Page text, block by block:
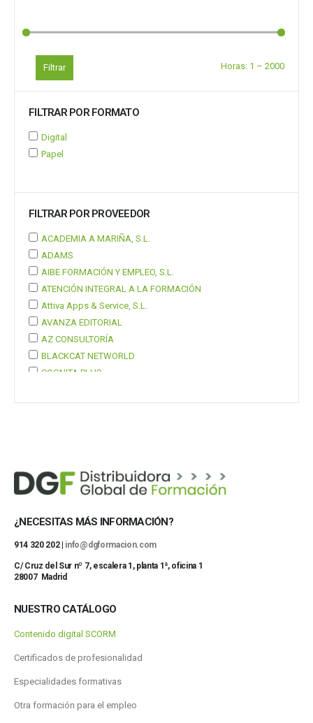
Filtrar Horas: 1 – 2000
FILTRAR POR FORMATO
Digital
Papel
FILTRAR POR PROVEEDOR
ACADEMIA A MARIÑA, S.L.
ADAMS
AIBE FORMACIÓN Y EMPLEO, S.L.
ATENCIÓN INTEGRAL A LA FORMACIÓN
Attiva Apps & Service, S.L.
AVANZA EDITORIAL
AZ CONSULTORÍA
BLACKCAT NETWORLD
COGNITA PLUS
Mostrar 37 más
¿NECESITAS MÁS INFORMACIÓN?
914 320 202 | info@dgformacion.com
C/ Cruz del Sur nº 7, escalera 1, planta 1ª, oficina 1
28007 Madrid
NUESTRO CATÁLOGO
Contenido digital SCORM
Certificados de profesionalidad
Especialidades formativas
Otra formación para el empleo